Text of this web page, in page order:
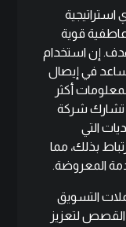
قوية
إن استخدام
في إيصال
أكثر
تشارك شركة
التي
بذلك، مما
المعروضة.
التسويق
لتعزيز